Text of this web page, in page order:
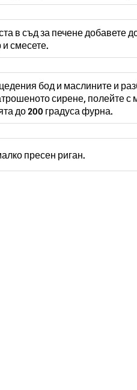
в съд за печене добавете
смесете.
бод и маслините и
сирене, полейте с
до 200 градуса фурна.
пресен риган.